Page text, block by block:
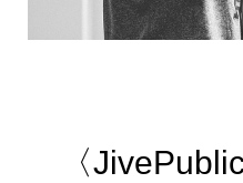
〈